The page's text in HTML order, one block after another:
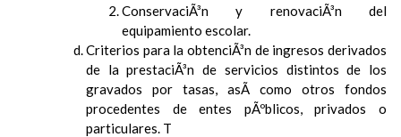
ConservaciÃ³n y renovaciÃ³n del
equipamiento escolar.
Criterios para la obtenciÃ³n de ingresos derivados
de la prestaciÃ³n de servicios distintos de los
gravados por tasas, asÃ­ como otros fondos
procedentes de entes pÃºblicos, privados o
particulares. T